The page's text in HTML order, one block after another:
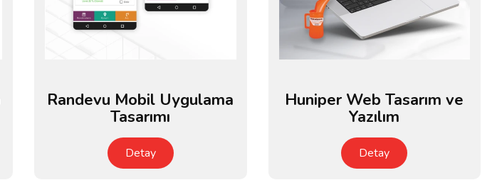
Randevu Mobil Uygulama
Tasarımı
Detay
Huniper Web Tasarım ve
Yazılım
Detay